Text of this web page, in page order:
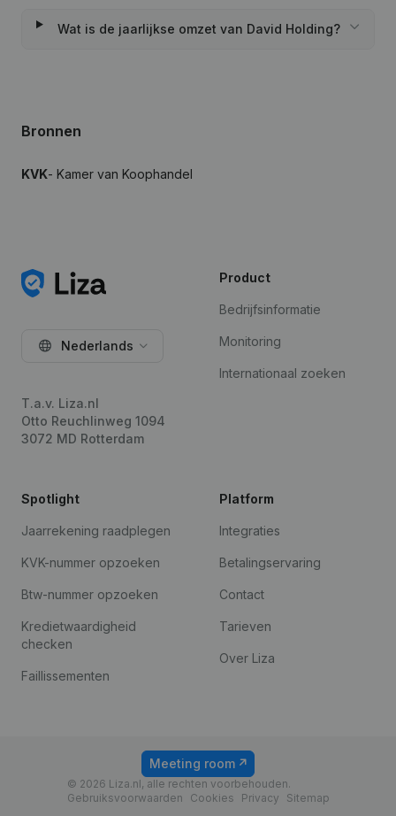
Wat is de jaarlijkse omzet van David Holding?
Bronnen
KVK- Kamer van Koophandel
Nederlands
T.a.v. Liza.nl
Otto Reuchlinweg 1094
3072 MD Rotterdam
Product
Bedrijfsinformatie
Monitoring
Internationaal zoeken
Spotlight
Jaarrekening raadplegen
KVK-nummer opzoeken
Btw-nummer opzoeken
Kredietwaardigheid
checken
Faillissementen
Platform
Integraties
Betalingservaring
Contact
Tarieven
Over Liza
© 2026 Liza.nl, alle rechten voorbehouden.
Gebruiksvoorwaarden
Cookies Privacy Sitemap
Meeting room